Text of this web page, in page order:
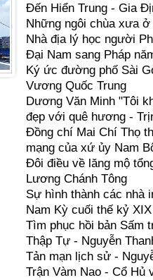
Đến Hiển Trung - Gia
Những ngôi chùa xưa
Nhà địa lý học người
Đại Nam sang Pháp
Ký ức đường phố Sài
Vương Quốc Trung
Dương Văn Minh "Tôi
đẹp với quê hương -
Đồng chí Mai Chí Thọ
mạng của xứ ủy Nam
Đôi điều về lăng mộ
Lương Chánh Tông
Sự hình thành các nhà
Nam Kỳ cuối thế kỷ
Tìm phục hồi bản Sấm
Thập Tự - Nguyễn
Tản mạn lịch sử -
Trận Vàm Nao - Cổ